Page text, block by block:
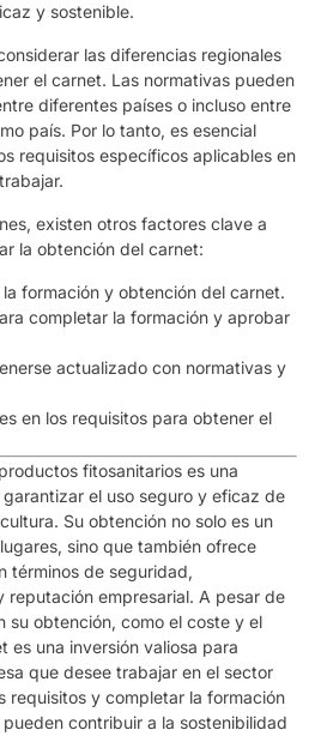
y sostenible.
las diferencias regionales
el carnet. Las normativas pueden
diferentes países o incluso entre
país. Por lo tanto, es esencial
requisitos específicos aplicables en
existen otros factores clave a
la obtención del carnet:
formación y obtención del carnet.
completar la formación y aprobar
actualizado con normativas y
en los requisitos para obtener el
fitosanitarios es una
el uso seguro y eficaz de
Su obtención no solo es un
sino que también ofrece
términos de seguridad,
reputación empresarial. A pesar de
su obtención, como el coste y el
es una inversión valiosa para
que desee trabajar en el sector
requisitos y completar la formación
contribuir a la sostenibilidad